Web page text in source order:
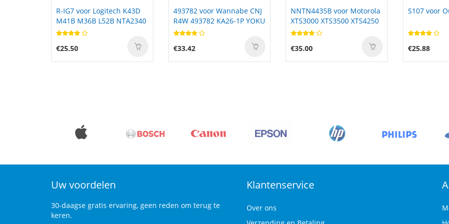
493782 voor Wannabe CNJ
R4W 493782 KA26-1P YOKU
€33.42
NNTN4435B voor Motorola
XTS3000 XTS3500 XTS4250
€35.00
S107 voor Oukitel S107
€25.88
NP-45S
€25.19
Uw voordelen
30-daagse gratis ervaring, geen reden om terug te
keren.
Klantenservice
Over ons